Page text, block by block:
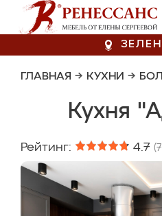
ГЛАВНАЯ → КУХНИ →
Кухня
Рейтинг: 4.7 (7